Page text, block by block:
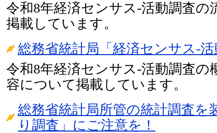
令和8年経済センサス-活動調査の
掲載しています。
総務省統計局「経済センサス-
令和8年経済センサス-活動調査の
容について掲載しています。
総務省統計局所管の統計調査を
り調査」にご注意を！